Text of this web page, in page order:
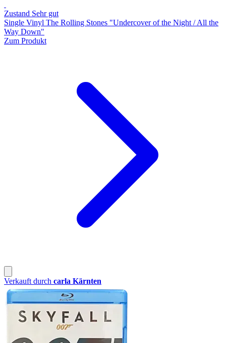
Zustand Sehr gut
Single Vinyl The Rolling Stones "Undercover of the Night / All the
Way Down"
Zum Produkt
Verkauft durch carla Kärnten